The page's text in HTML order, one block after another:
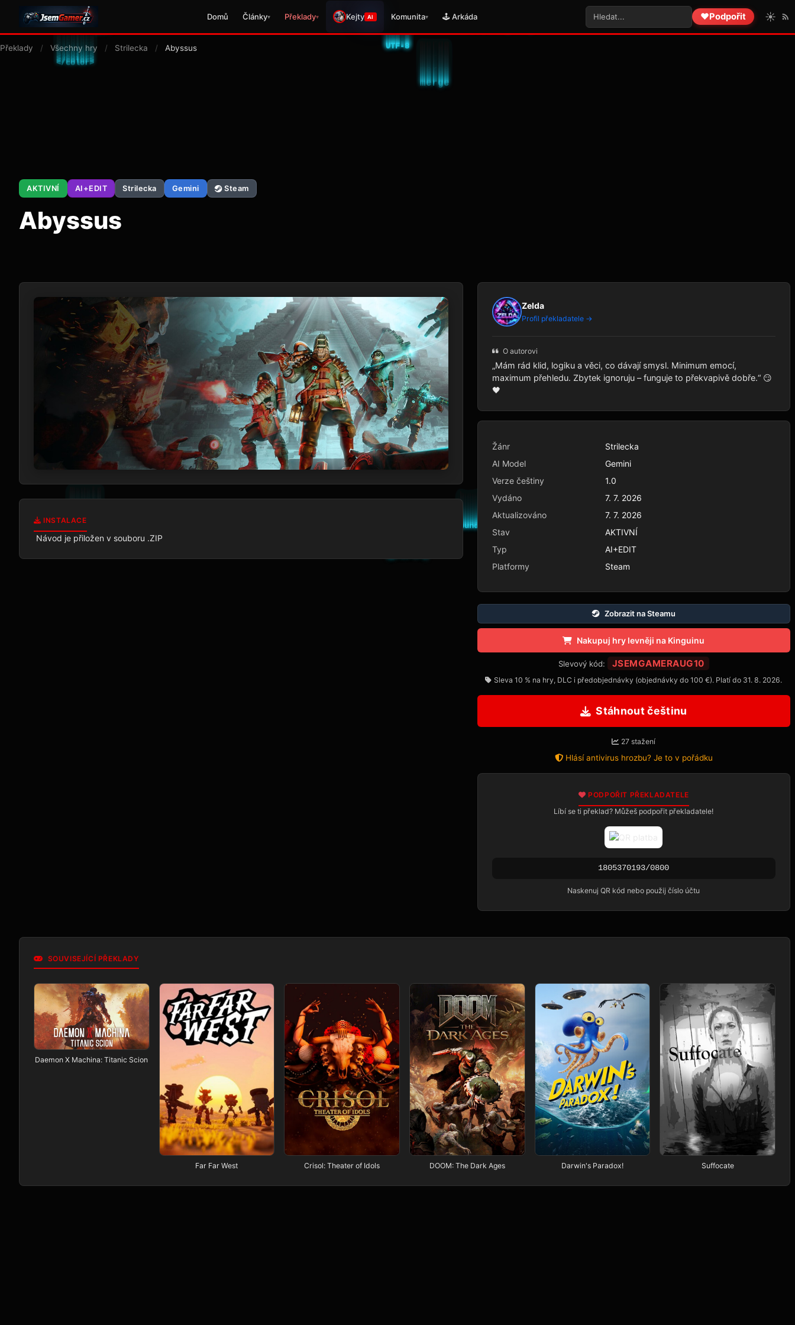
Domů Články▾ Překlady▾ Kejty AI Komunita▾ 🕹️ Arkáda ❤️Podpořit ☀️
Překlady / Všechny hry / Strilecka / Abyssus
AKTIVNÍ AI+EDIT Strilecka Gemini Steam
Abyssus
INSTALACE
Návod je přiložen v souboru .ZIP
Zelda
Profil překladatele →
O autorovi
„Mám rád klid, logiku a věci, co dávají smysl. Minimum emocí,
maximum přehledu. Zbytek ignoruju – funguje to překvapivě dobře.“ 😏
🖤
Žánr
Strilecka
AI Model
Gemini
Verze češtiny
1.0
Vydáno
7. 7. 2026
Aktualizováno
7. 7. 2026
Stav
AKTIVNÍ
Typ
AI+EDIT
Platformy
Steam
Zobrazit na Steamu
Nakupuj hry levněji na Kinguinu
Slevový kód: JSEMGAMERAUG10
Sleva 10 % na hry, DLC i předobjednávky (objednávky do 100 €). Platí do 31. 8. 2026.
Stáhnout češtinu
27 stažení
Hlásí antivirus hrozbu? Je to v pořádku
PODPOŘIT PŘEKLADATELE
Líbí se ti překlad? Můžeš podpořit překladatele!
1805370193/0800
Naskenuj QR kód nebo použij číslo účtu
SOUVISEJÍCÍ PŘEKLADY
Daemon X Machina: Titanic Scion
Far Far West Crisol: Theater of Idols DOOM: The Dark Ages Darwin's Paradox! Suffocate